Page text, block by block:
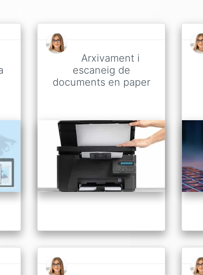
Arxivament i
escaneig de
documents en paper